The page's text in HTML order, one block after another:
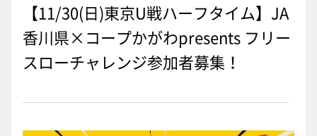
【11/30(日)東京U戦ハーフタイム】JA
香川県×コープかがわpresents フリー
スローチャレンジ参加者募集！